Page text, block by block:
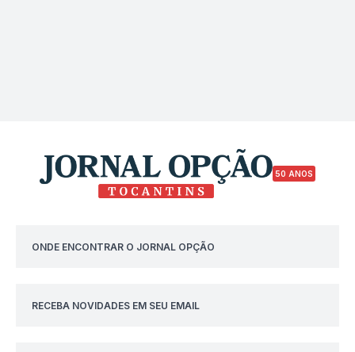
50 ANOS
ONDE ENCONTRAR O JORNAL OPÇÃO
RECEBA NOVIDADES EM SEU EMAIL